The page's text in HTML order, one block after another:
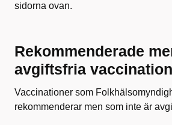
sidorna ovan.
Rekommenderade
avgiftsfria
Vaccinationer som
rekommenderar men som inte är